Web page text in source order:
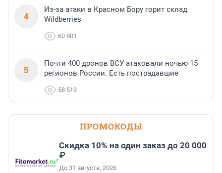
4
Из-за атаки в Красном Бору горит склад
Wildberries
60 801
5
Почти 400 дронов ВСУ атаковали ночью 15
регионов России. Есть пострадавшие
58 519
ПРОМОКОДЫ
Скидка 10% на один заказ до 20 000
₽
До 31 августа, 2026